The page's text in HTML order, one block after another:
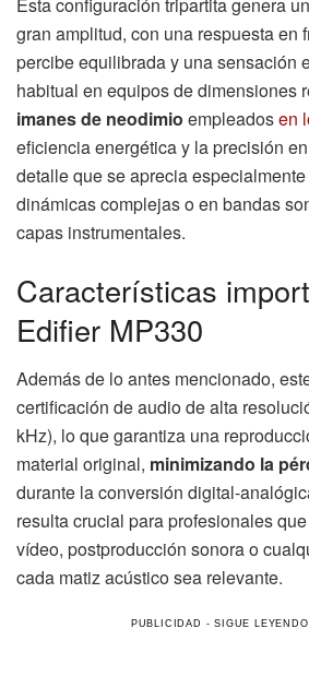
gran amplitud, con una respuesta en
percibe equilibrada y una sensación
habitual en equipos de dimensiones
imanes de neodimio empleadosen
eficiencia energética y la precisión
detalle que se aprecia
dinámicas complejas o en bandas
capas instrumentales.
Características
Edifier MP330
Además de lo antes mencionado,
certificación de audio de alta
kHz), lo que garantiza una
material original, minimizando la
durante la conversión digital-
resulta crucial para profesionales
vídeo, postproducción sonora o
cada matiz acústico sea relevante.